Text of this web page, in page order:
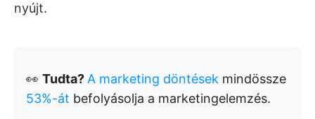
nyújt.
👀 Tudta? A marketing döntések mindössze
53%-át befolyásolja a marketingelemzés.